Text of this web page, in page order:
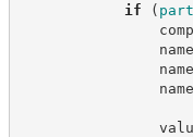
if ( part